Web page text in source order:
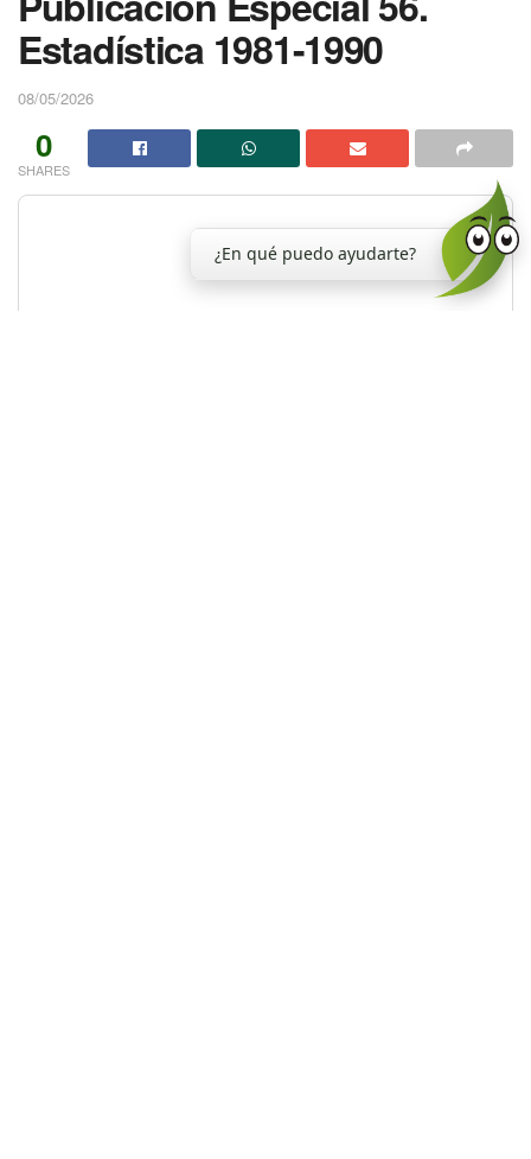
Estadística 1981-1990
08/05/2026
0
SHARES
¿En qué puedo ayudarte?